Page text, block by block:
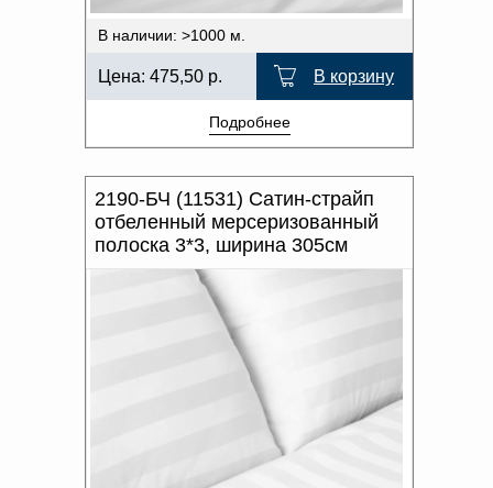
В наличии: >1000 м.
Цена: 475,50 р. В корзину
Подробнее
2190-БЧ (11531) Сатин-страйп
отбеленный мерсеризованный
полоска 3*3, ширина 305см